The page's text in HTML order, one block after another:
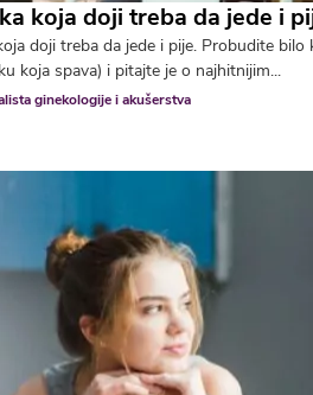
koja doji treba da jede i
doji treba da jede i pije. Probudite
koja spava) i pitajte je o najhitnijim...
ginekologije i akušerstva